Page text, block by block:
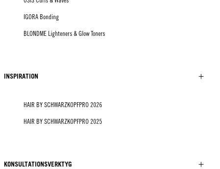
IGORA Bonding
BLONDME Lighteners & Glow Toners
INSPIRATION
HAIR BY SCHWARZKOPFPRO 2026
HAIR BY SCHWARZKOPFPRO 2025
KONSULTATIONSVERKTYG